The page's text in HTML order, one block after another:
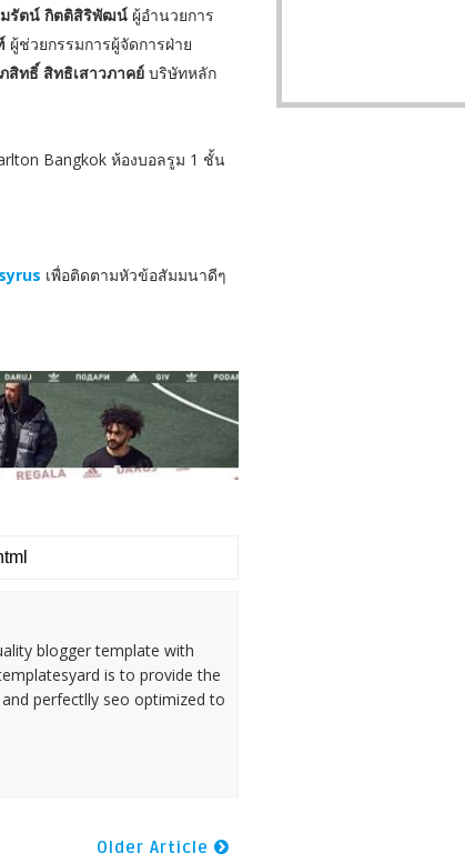
รัตน์ กิตติสิริพัฒน์ ผู้อำนวยการ
ผู้ช่วยกรรมการผู้จัดการฝ่าย
สิทธิ์ สิทธิเสาวภาคย์ บริษัทหลัก
Bangkok ห้องบอลรูม 1 ชั้น
เพื่อติดตามหัวข้อสัมมนาดีๆ
blogger template with
is to provide the
perfectlly seo optimized to
Older Article